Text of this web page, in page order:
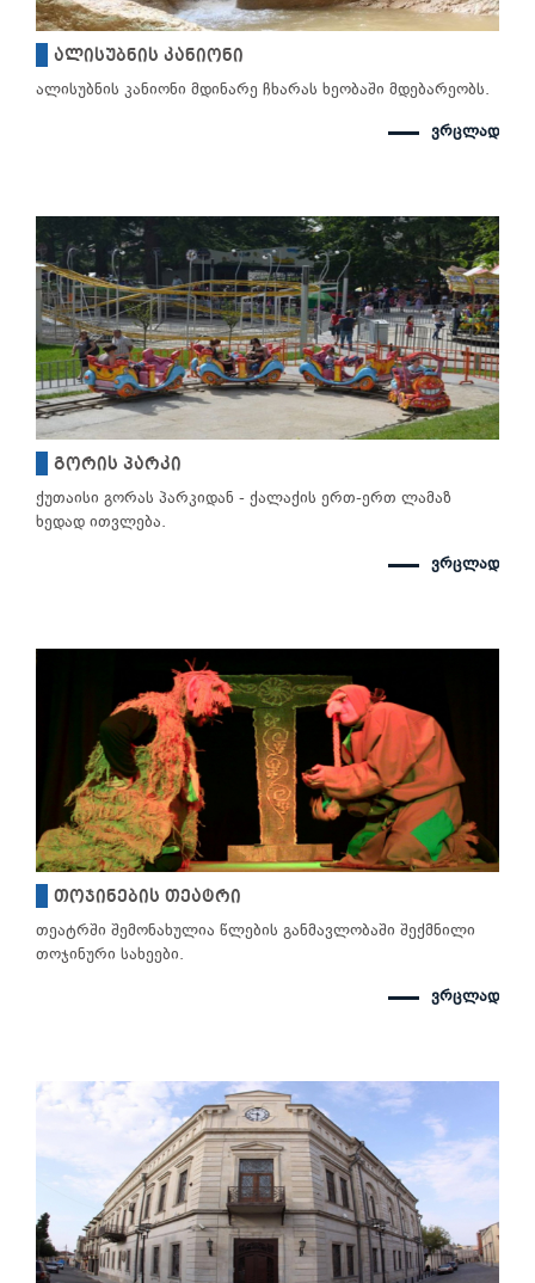
ალისუბნის კანიონი
ალისუბნის კანიონი მდინარე ჩხარას ხეობაში მდებარეობს.
ვრცლად
გორის პარკი
ქუთაისი გორას პარკიდან - ქალაქის ერთ-ერთ ლამაზ
ხედად ითვლება.
ვრცლად
თოჯინების თეატრი
თეატრში შემონახულია წლების განმავლობაში შექმნილი
თოჯინური სახეები.
ვრცლად